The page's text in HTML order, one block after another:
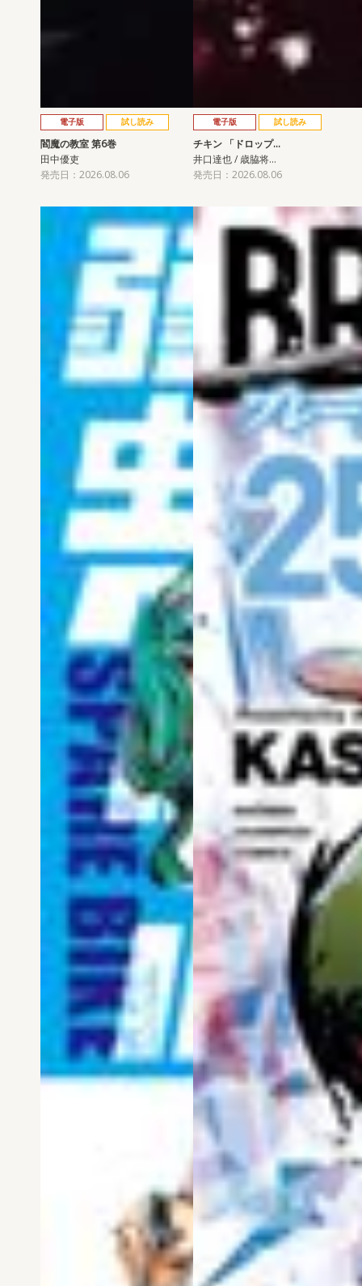
電子版 試し読み
閻魔の教室 第6巻
田中優吏
発売日：2026.08.06
電子版 試し読み
チキン 「ドロップ…
井口達也 / 歳脇将…
発売日：2026.08.06